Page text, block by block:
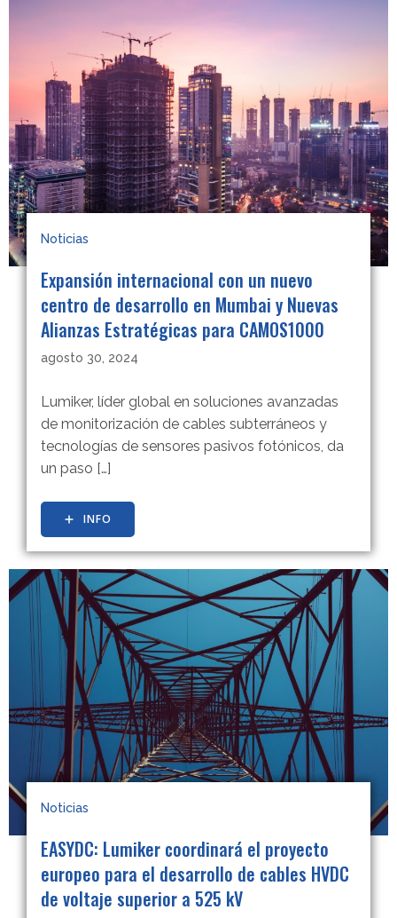
Noticias
Expansión internacional con un nuevo
centro de desarrollo en Mumbai y Nuevas
Alianzas Estratégicas para CAMOS1000
agosto 30, 2024
Lumiker, líder global en soluciones avanzadas
de monitorización de cables subterráneos y
tecnologías de sensores pasivos fotónicos, da
un paso […]
INFO
Noticias
EASYDC: Lumiker coordinará el proyecto
europeo para el desarrollo de cables HVDC
de voltaje superior a 525 kV